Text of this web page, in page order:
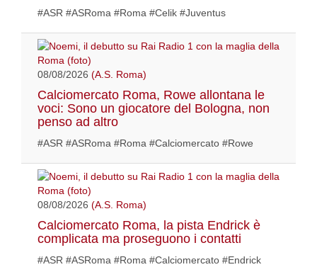
#ASR #ASRoma #Roma #Celik #Juventus
08/08/2026 (A.S. Roma)
Calciomercato Roma, Rowe allontana le
voci: Sono un giocatore del Bologna, non
penso ad altro
#ASR #ASRoma #Roma #Calciomercato #Rowe
08/08/2026 (A.S. Roma)
Calciomercato Roma, la pista Endrick è
complicata ma proseguono i contatti
#ASR #ASRoma #Roma #Calciomercato #Endrick